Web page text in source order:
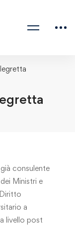
consulente
Ministri e
a
livello post